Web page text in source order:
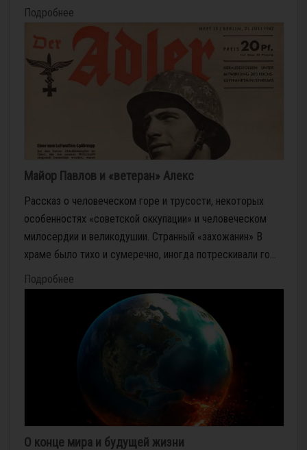
Подробнее
Майор Павлов и «ветеран» Алекс
Рассказ о человеческом горе и трусости, некоторых
особенностях «советской оккупации» и человеческом
милосердии и великодушии. Странный «захожанин» В
храме было тихо и сумеречно, иногда потрескивали го...
Подробнее
О конце мира и будущей жизни